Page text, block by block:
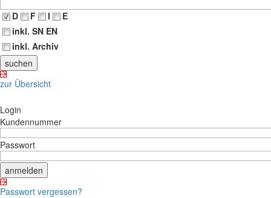
D
F I
E
inkl. SN EN
inkl. Archiv
zur Übersicht
Login
Kundennummer
Passwort
Passwort vergessen?